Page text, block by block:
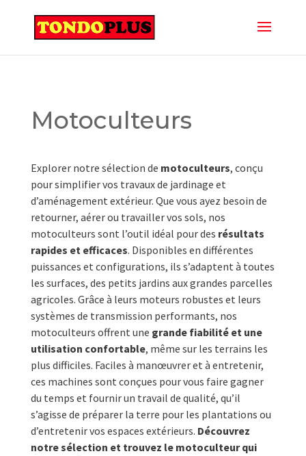
Motoculteurs
Explorer notre sélection de motoculteurs, conçu
pour simplifier vos travaux de jardinage et
d’aménagement extérieur. Que vous ayez besoin de
retourner, aérer ou travailler vos sols, nos
motoculteurs sont l’outil idéal pour des résultats
rapides et efficaces. Disponibles en différentes
puissances et configurations, ils s’adaptent à toutes
les surfaces, des petits jardins aux grandes parcelles
agricoles. Grâce à leurs moteurs robustes et leurs
systèmes de transmission performants, nos
motoculteurs offrent une grande fiabilité et une
utilisation confortable, même sur les terrains les
plus difficiles. Faciles à manœuvrer et à entretenir,
ces machines sont conçues pour vous faire gagner
du temps et fournir un travail de qualité, qu’il
s’agisse de préparer la terre pour les plantations ou
d’entretenir vos espaces extérieurs. Découvrez
notre sélection et trouvez le motoculteur qui